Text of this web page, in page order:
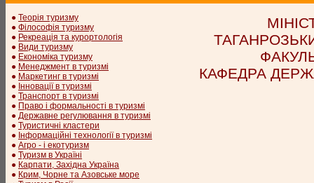
● Теорія туризму
● Філософія туризму
● Рекреація та курортологія
● Види туризму
● Економіка туризму
● Менеджмент в туризмі
● Маркетинг в туризмі
● Інновації в туризмі
● Транспорт в туризмі
● Право і формальності в туризмі
● Державне регулювання в туризмі
● Туристичні кластери
● Інформаційні технології в туризмі
● Агро - і екотуризм
● Туризм в Україні
● Карпати, Західна Україна
● Крим, Чорне та Азовське море
КАФЕДРА